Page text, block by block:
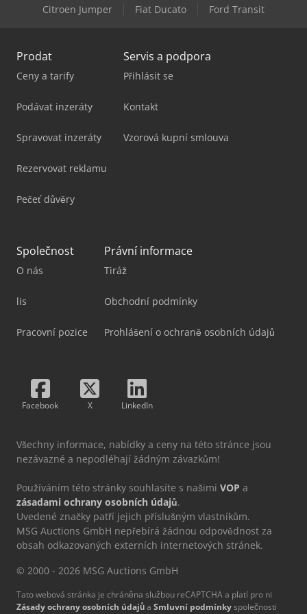
Durma Tpl93
Citroen Jumper
Fiat Ducato Ford Transit
Prodat
Ceny a tarify
Podávat inzeráty
Spravovat inzeráty
Rezervovat reklamu
Pečeť důvěry
Servis a podpora
Přihlásit se
Kontakt
Vzorová kupní smlouva
Společnost
O nás
lis
Pracovní pozice
Právní informace
Tiráž
Obchodní podmínky
Prohlášení o ochraně osobních údajů
Facebook X LinkedIn
Všechny informace, nabídky a ceny na této stránce jsou
nezávazné a nepodléhají žádným závazkům!
Používáním této stránky souhlasíte s našimi VOP a
zásadami ochrany osobních údajů.
Uvedené značky patří jejich příslušným vlastníkům.
MSG Auctions GmbH nepřebírá žádnou odpovědnost za
obsah odkazovaných externích internetových stránek.
© 2000 - 2026 MSG Auctions GmbH
Tato webová stránka je chráněna službou reCAPTCHA a platí pro ni
Zásady ochrany osobních údajůa Smluvní podmínkyspolečnosti